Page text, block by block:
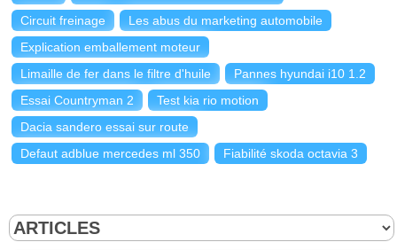
Circuit freinage
Les abus du marketing automobile
Explication emballement moteur
Limaille de fer dans le filtre d'huile
Pannes hyundai i10 1.2
Essai Countryman 2
Test kia rio motion
Dacia sandero essai sur route
Defaut adblue mercedes ml 350
Fiabilité skoda octavia 3